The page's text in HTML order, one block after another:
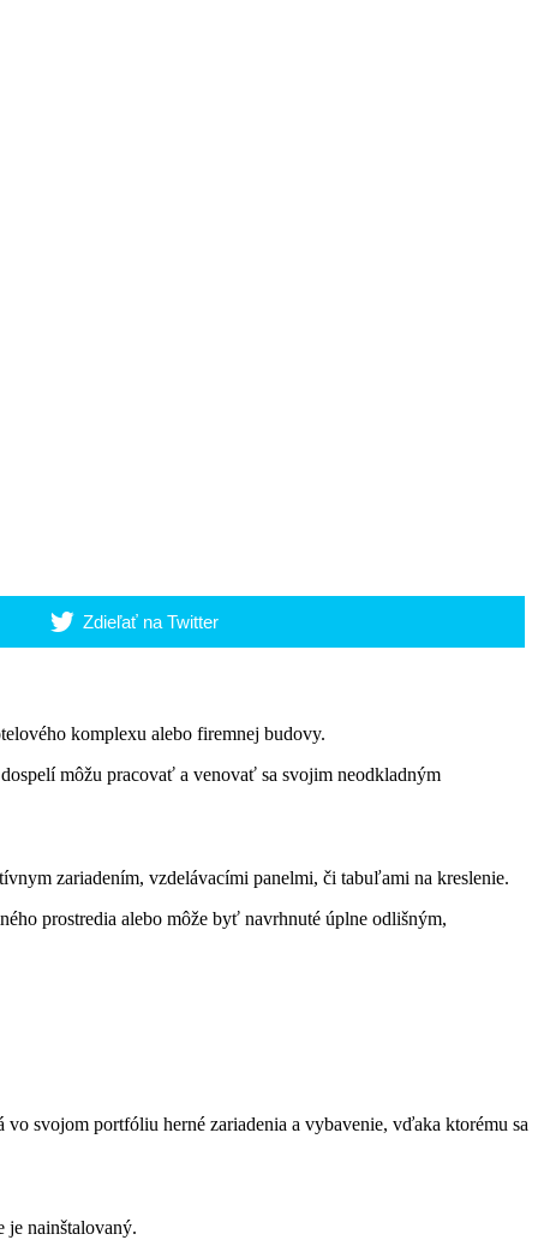
Zdieľať na Twitter
komplexu alebo firemnej budovy.
môžu pracovať a venovať sa svojim neodkladným
zariadením, vzdelávacími panelmi, či tabuľami na kreslenie.
prostredia alebo môže byť navrhnuté úplne odlišným,
svojom portfóliu herné zariadenia a vybavenie, vďaka ktorému sa
je nainštalovaný.